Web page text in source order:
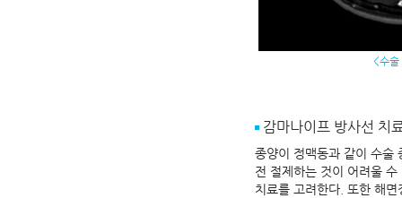
<수
감마나이프 방사선 치
종양이 정맥동과 같이 수술
전 절제하는 것이 어려울
치료를 고려한다. 또한 해